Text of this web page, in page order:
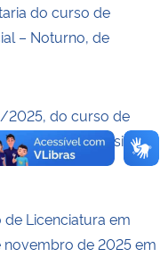
do curso de
– Noturno, de
2025, do curso de
– Noturno, bolsistas
Licenciatura em
de 2025 em